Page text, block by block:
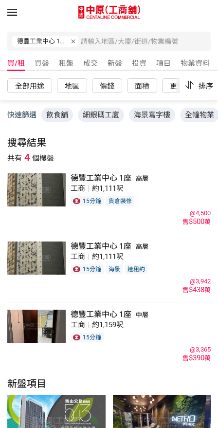
德豐工業中心 1座
買/租 買盤 租盤 成交 新盤 投資 項目 物業資料
全部用途 地區 價錢 面積 更多 重
排序
快速篩選 飲食舖 細銀碼工廈 海景寫字樓 全幢物業
搜尋結果
共有 4 個樓盤
德豐工業中心 1座 高層
工商 | 約1,111呎
15分鐘 貨倉裝修
售$500萬
@4,500
德豐工業中心 1座 高層
工商 | 約1,111呎
15分鐘 海景 連租約
售$438萬
@3,942
德豐工業中心 1座 中層
工商 | 約1,159呎
15分鐘
售$390萬
@3,365
新盤項目